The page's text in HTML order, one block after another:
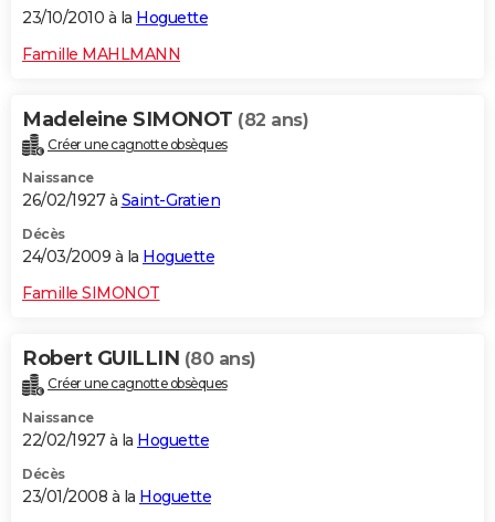
23/10/2010 à la Hoguette
Famille MAHLMANN
Madeleine SIMONOT (82 ans)
Créer une cagnotte obsèques
Naissance
26/02/1927 à Saint-Gratien
Décès
24/03/2009 à la Hoguette
Famille SIMONOT
Robert GUILLIN (80 ans)
Créer une cagnotte obsèques
Naissance
22/02/1927 à la Hoguette
Décès
23/01/2008 à la Hoguette